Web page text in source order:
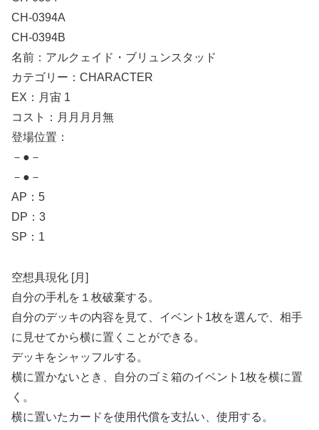
CH-0394A
CH-0394B
名前：アルクェイド・ブリュンスタッド
カテゴリー：CHARACTER
EX：月宙 1
コスト：月月月月無
登場位置：
－●－
－●－
AP：5
DP：3
SP：1
空想具現化 [月]
自分の手札を１枚破棄する。
自分のデッキの内容を見て、イベント1枚を選んで、相手
に見せてから横に置くことができる。
デッキをシャッフルする。
横に置かないとき、自分のゴミ箱のイベント1枚を横に置
く。
横に置いたカードを使用代償を支払い、使用する。